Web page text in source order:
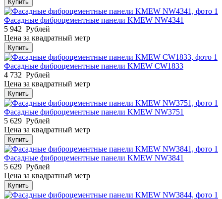
Купить
Фасадные фиброцементные панели KMEW NW4341
5 942 Рублей
Цена за квадратный метр
Купить
Фасадные фиброцементные панели KMEW CW1833
4 732 Рублей
Цена за квадратный метр
Купить
Фасадные фиброцементные панели KMEW NW3751
5 629 Рублей
Цена за квадратный метр
Купить
Фасадные фиброцементные панели KMEW NW3841
5 629 Рублей
Цена за квадратный метр
Купить